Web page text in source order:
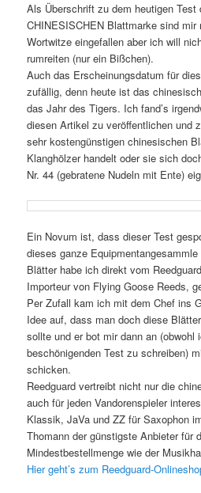
Als Überschrift zu dem heutigen Test
CHINESISCHEN Blattmarke sind mir
Wortwitze eingefallen aber ich will
rumreiten (nur ein Bißchen).
Auch das Erscheinungsdatum für
zufällig, denn heute ist das
das Jahr des Tigers. Ich fand’s
diesen Artikel zu veröffentlichen und
sehr kostengünstigen chinesischen
Klanghölzer handelt oder sie sich
Nr. 44 (gebratene Nudeln mit Ente)
Ein Novum ist, dass dieser Test
dieses ganze
Blätter habe ich direkt vom
Importeur von Flying Goose Reeds,
Per Zufall kam ich mit dem Chef ins
Idee auf, dass man doch diese
sollte und er bot mir dann an (obwohl
beschönigenden Test zu schreiben)
schicken.
Reedguard vertreibt nicht nur die
auch für jeden Vandorenspieler
Klassik, JaVa und ZZ für Saxophon
Thomann der günstigste Anbieter für
Mindestbestellmenge wie der
Hier geht’s zum Reedguard-